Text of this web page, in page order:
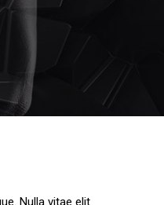
Nulla vitae elit